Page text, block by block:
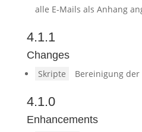
alle E-Mails als Anhang
4.1.1
Changes
Skripte Bereinigung der
4.1.0
Enhancements